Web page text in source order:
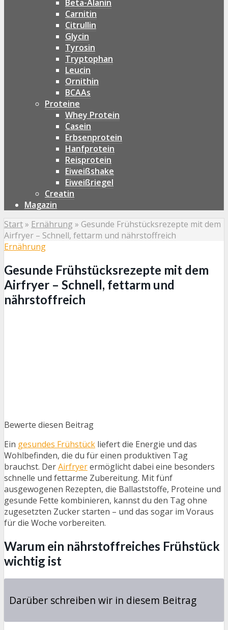
Beta-Alanin
Carnitin
Citrullin
Glycin
Tyrosin
Tryptophan
Leucin
Ornithin
BCAAs
Proteine
Whey Protein
Casein
Erbsenprotein
Hanfprotein
Reisprotein
Eiweißshake
Eiweißriegel
Creatin
Magazin
Start» Ernährung » Gesunde Frühstücksrezepte mit dem
Airfryer – Schnell, fettarm und nährstoffreich
Ernährung
Gesunde Frühstücksrezepte mit dem
Airfryer – Schnell, fettarm und
nährstoffreich
Bewerte diesen Beitrag
Ein gesundes Frühstück liefert die Energie und das
Wohlbefinden, die du für einen produktiven Tag
brauchst. DerAirfryerermöglicht dabei eine besonders
schnelle und fettarme Zubereitung. Mit fünf
ausgewogenen Rezepten, die Ballaststoffe, Proteine und
gesunde Fette kombinieren, kannst du den Tag ohne
zugesetzten Zucker starten – und das sogar im Voraus
für die Woche vorbereiten.
Warum ein nährstoffreiches Frühstück
wichtig ist
Darüber schreiben wir in diesem Beitrag